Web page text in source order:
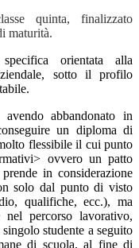
quinta, finalizzato
maturità.
orientata alla
sotto il profilo
abbandonato in
un diploma di
flessibile il cui punto
ovvero un patto
in considerazione
solo dal punto di visto
qualifiche, ecc.), ma
nel percorso lavorativo,
studente a seguito
di scuola, al fine di